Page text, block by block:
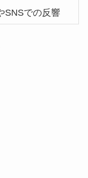
SNSでの反響